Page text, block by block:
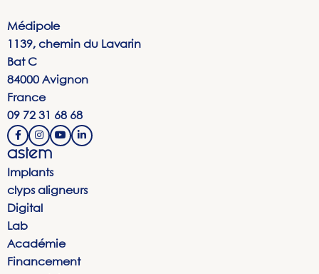
Médipole
1139, chemin du Lavarin
Bat C
84000 Avignon
France
09 72 31 68 68
astem
Implants
clyps aligneurs
Digital
Lab
Académie
Financement